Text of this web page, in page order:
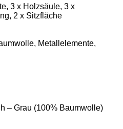
3 x Holzsäule, 3 x
2 x Sitzfläche
Metallelemente,
– Grau (100% Baumwolle)